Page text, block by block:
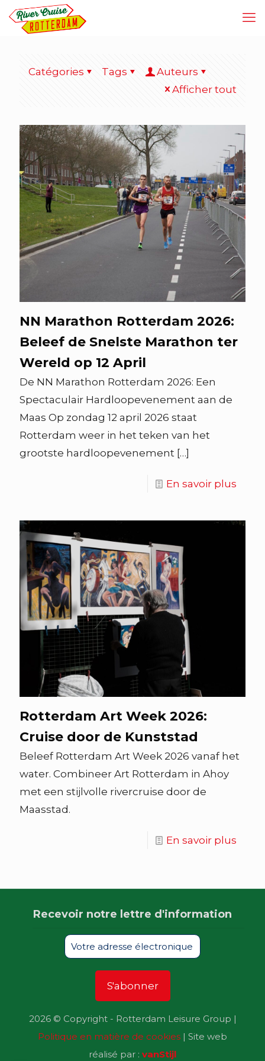
Catégories Tags
Auteurs
Afficher tout
NN Marathon Rotterdam 2026:
Beleef de Snelste Marathon ter
Wereld op 12 April
De NN Marathon Rotterdam 2026: Een
Spectaculair Hardloopevenement aan de
Maas Op zondag 12 april 2026 staat
Rotterdam weer in het teken van het
grootste hardloopevenement […]
En savoir plus
Rotterdam Art Week 2026:
Cruise door de Kunststad
Beleef Rotterdam Art Week 2026 vanaf het
water. Combineer Art Rotterdam in Ahoy
met een stijlvolle rivercruise door de
Maasstad.
En savoir plus
Recevoir notre lettre d'information
2026 © Copyright - Rotterdam Leisure Group |
Politique en matière de cookies | Site web
réalisé par : vanStijl